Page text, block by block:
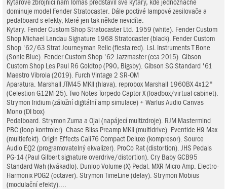
Kytarové zbrojnici nám Tomáš představil své kytary, kde jednoznačně
dominuje model Fender Stratocaster. Dále poctivé lampové zesilovače a
pedalboard s efekty, které jen tak někde nevidíte.
Kytary. Fender Custom Shop Stratocaster Ltd. 1959 (white). Fender Custom
Shop Michael Landau Signature 1968 Stratocaster (black). Fender Custom
Shop '62/63 Strat Journeyman Relic (fiesta red). LsL Instruments T Bone
(Sonic Blue). Fender Custom Shop '62 Jazzmaster (cca 2015). Gibson
Custom Shop Les Paul R6 Goldtop (P90, Bigsby). Gibson SG Standard '61
Maestro Vibrola (2019). Furch Vintage 2 SR-OM
Aparatura. Marshall JTM45 MKII (hlava). reprobox Marshall 1960BX 4x12"
(Celestion G12M-25). Two Notes Torpedo Captor X (loadbox/virtual cabinet).
Strymon Iridium (záložní digitální amp simulace) + Warlus Audio Canvas
Mono (DI box)
Pedalboard. Strymon Zuma a Ojai (napájecí multizdroje). RJM Mastermind
PBC (loop kontroler). Chase Bliss Preamp MKII (multidrive). Eventide H9 Max
(multiefekt). Origin Effects Cali76 Compact Deluxe (kompresor). Source
Audio EQ2 (programovatelný ekvalizer). ProCo Rat (distortion). JHS Pedals
PG-14 (Paul Gilbert signature overdrive/distortion). Cry Baby GCB95
Standard Wah (kvákadlo). Dunlop Volume (X) Pedal. MXR Micro Amp. Electro-
Harmonix POG2 (octaver). Strymon TimeLine (delay). Strymon Mobius
(modulační efekty)....